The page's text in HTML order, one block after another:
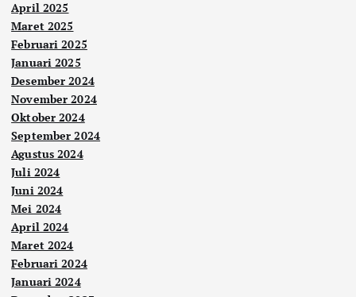
April 2025
Maret 2025
Februari 2025
Januari 2025
Desember 2024
November 2024
Oktober 2024
September 2024
Agustus 2024
Juli 2024
Juni 2024
Mei 2024
April 2024
Maret 2024
Februari 2024
Januari 2024